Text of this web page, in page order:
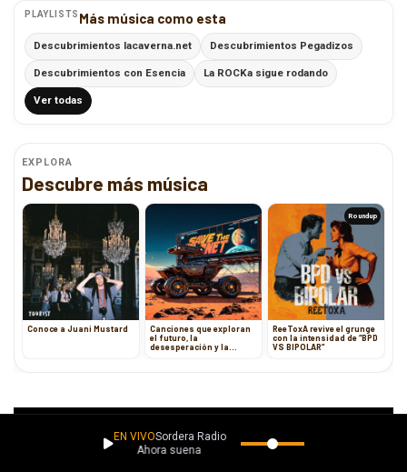
PLAYLISTS Más música como esta
Descubrimientos lacaverna.net Descubrimientos Pegadizos
Descubrimientos con Esencia La ROCKa sigue rodando
Ver todas
EXPLORA
Descubre más música
Conoce a Juani Mustard
Canciones que exploran
el futuro, la
desesperación y la
Roundup
ReeToxA revive el grunge
con la intensidad de “BPD
VS BIPOLAR”
EN VIVOSordera Radio
Ahora suena